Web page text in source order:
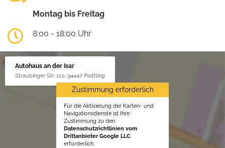
Montag bis Freitag
8:00 - 18:00 Uhr
Autohaus an der Isar
Straubinger Str. 110, 94447 Plattling
Zustimmung erforderlich
Für die Aktivierung der Karten- und
Navigationsdienste ist Ihre
Zustimmung zu den
Datenschutzrichtlinien vom
Drittanbieter Google LLC
erforderlich.